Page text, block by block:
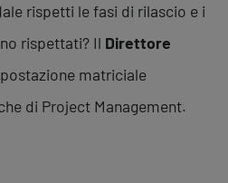
rispetti le fasi di rilascio e i
rispettati? Il Direttore
matriciale
di Project Management.